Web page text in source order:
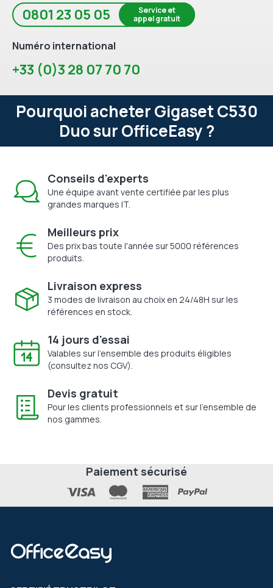
0801 23 05 05
Service et
appel gratuit
Numéro international
+33 (0)3 28 07 70 70
Pourquoi acheter Gigaset C530
Duo sur OfficeEasy ?
Conseils d'experts
Une équipe avant vente certifiée par les plus
grandes marques IT.
Meilleurs prix
Des prix bas toute l'année sur 5000 références
produits.
Livraison express
3 modes de livraison au choix en 24/48H sur les
références en stock.
14 jours d'essai
Valables sur l'ensemble des produits éligibles
(consultez nos CGV).
Devis gratuit
Pour les clients professionnels et sur l'ensemble de
nos gammes.
Paiement sécurisé